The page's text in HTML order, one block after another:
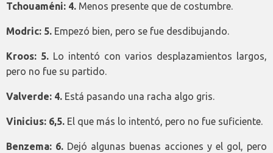
Tchouaméni: 4. Menos presente que de costumbre.
Modric: 5. Empezó bien, pero se fue desdibujando.
Kroos: 5. Lo intentó con varios desplazamientos largos,
pero no fue su partido.
Valverde: 4. Está pasando una racha algo gris.
Vinicius: 6,5. El que más lo intentó, pero no fue suficiente.
Benzema: 6. Dejó algunas buenas acciones y el gol, pero